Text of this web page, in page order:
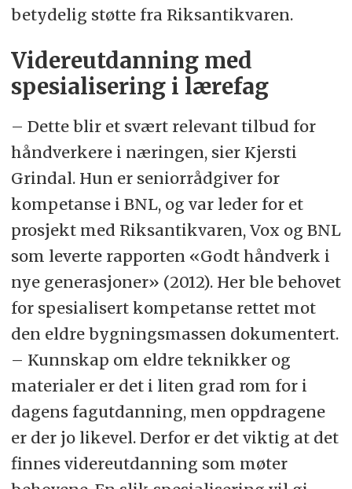
betydelig støtte fra Riksantikvaren.
Videreutdanning med
spesialisering i lærefag
– Dette blir et svært relevant tilbud for
håndverkere i næringen, sier Kjersti
Grindal. Hun er seniorrådgiver for
kompetanse i BNL, og var leder for et
prosjekt med Riksantikvaren, Vox og BNL
som leverte rapporten «Godt håndverk i
nye generasjoner» (2012). Her ble behovet
for spesialisert kompetanse rettet mot
den eldre bygningsmassen dokumentert.
– Kunnskap om eldre teknikker og
materialer er det i liten grad rom for i
dagens fagutdanning, men oppdragene
er der jo likevel. Derfor er det viktig at det
finnes videreutdanning som møter